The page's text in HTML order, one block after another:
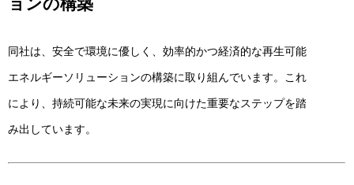
ョンの構築
同社は、安全で環境に優しく、効率的かつ経済的な再生可能
エネルギーソリューションの構築に取り組んでいます。これ
により、持続可能な未来の実現に向けた重要なステップを踏
み出しています。